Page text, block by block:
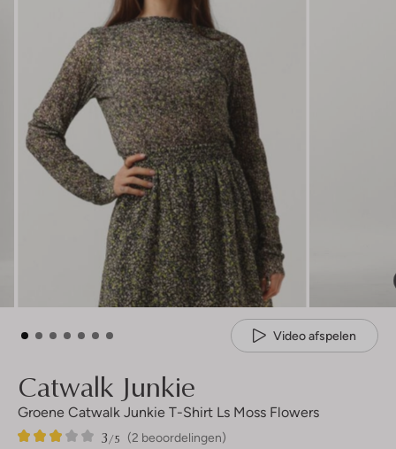
Video afspelen
Catwalk Junkie
Groene Catwalk Junkie T-Shirt Ls Moss Flowers
(2 beoordelingen)
3/5
2
3